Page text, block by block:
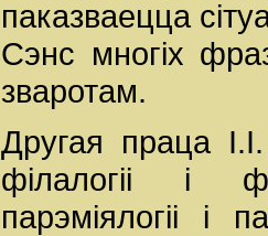
паказваецца
Сэнс многіх
зваротам.
Другая праца
філалогіі і
парэміялогіі і